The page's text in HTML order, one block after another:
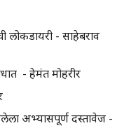
लोकडायरी - साहेबराव
- हेमंत मोहरीर
अभ्यासपूर्ण दस्तावेज -